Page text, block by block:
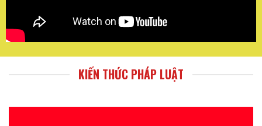
KIẾN THỨC PHÁP LUẬT